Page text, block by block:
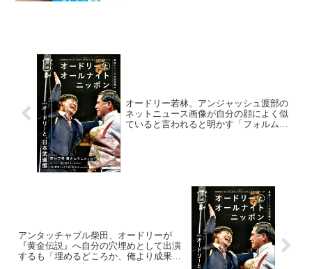
オードリー若林、アンジャッシュ渡部の
ネットニュース画像が自分の顔によく似
ていると言われると明かす「フォルムが
アンタッチャブル柴田、オードリーが
『黄金伝説』へ自分の穴埋めとして出演
するも「埋めるどころか、俺より成果を